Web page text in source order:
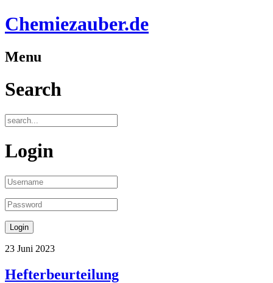
Chemiezauber.de
Menu
Search
Login
23 Juni 2023
Hefterbeurteilung